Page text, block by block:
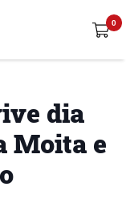
dia
Moita e